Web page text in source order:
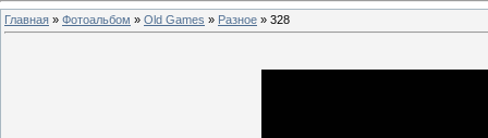
Главная » Фотоальбом » Old Games » Разное » 328